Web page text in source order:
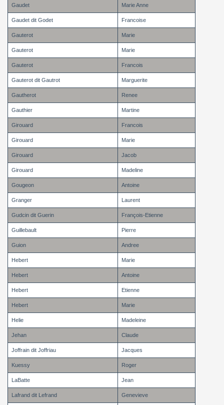
Gaudet Marie Anne
Gaudet dit Godet Francoise
Gauterot Marie
Gauterot Marie
Gauterot Francois
Gauterot dit Gautrot Marguerite
Gautherot Renee
Gauthier Martine
Girouard Francois
Girouard Marie
Girouard Jacob
Girouard Madeline
Gougeon Antoine
Granger Laurent
Gudcin dit Guerin François-Etienne
Guillebault Pierre
Guion Andree
Hebert Marie
Hebert Antoine
Hebert Etienne
Hebert Marie
Helie Madeleine
Jehan Claude
Joffrain dit Joffriau Jacques
Kuessy Roger
LaBatte Jean
Lafrand dit Lefrand Genevieve